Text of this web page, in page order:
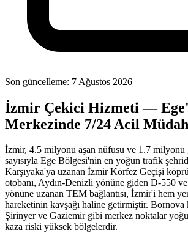
Son güncelleme: 7 Ağustos 2026
İzmir Çekici Hizmeti —
Merkezinde 7/24 Acil
İzmir, 4.5 milyonu aşan nüfusu ve 1.7 milyonu
sayısıyla Ege Bölgesi'nin en yoğun trafik
Karşıyaka'ya uzanan İzmir Körfez Geçişi
otobanı, Aydın-Denizli yönüne giden D-550
yönüne uzanan TEM bağlantısı, İzmir'i hem
hareketinin kavşağı haline getirmiştir. Bornova
Şirinyer ve Gaziemir gibi merkez noktalar
kaza riski yüksek bölgelerdir.